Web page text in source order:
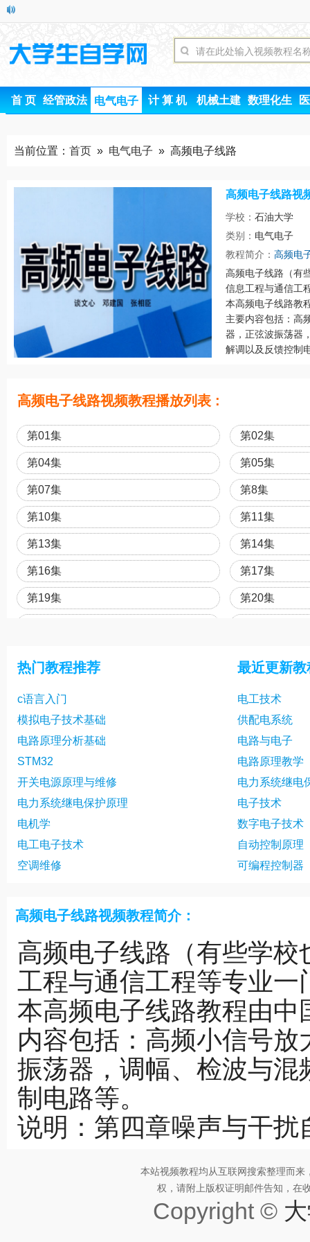
首 页 经管政法 电气电子 计 算 机 机械土建 数理化生
当前位置： 首页 » 电气电子 » 高频电子线路
高频电子线路视
学校： 石油大学
类别： 电气电子
教程简介： 高频电
高频电子线路（有
信息工程与通信工
本高频电子线路教
主要内容包括：高
器，正弦波振荡器
解调以及反馈控制
高频电子线路视频教程播放列表 :
第01集 第02集
第04集 第05集
第07集 第8集
第10集 第11集
第13集 第14集
第16集 第17集
第19集 第20集
第28集
第31集 第32集
第34集 第35集
第37集 第38集
第40集 第41集
热门教程推荐
c语言入门
模拟电子技术基础
电路原理分析基础
STM32
开关电源原理与维修
电力系统继电保护原理
电机学
电工电子技术
空调维修
最近更新教
电工技术
供配电系统
电路与电子
电路原理教学
电力系统继电
电子技术
数字电子技术
自动控制原理
可编程控制器
高频电子线路视频教程简介：
高频电子线路（有些学
工程与通信工程等专业
本高频电子线路教程由
内容包括：高频小信号
振荡器，调幅、检波与
制电路等。
说明：第四章噪声与干扰
本站视频教程均从互联网搜索整理而
权，请附上版权证明邮件告知，在
Copyright ©